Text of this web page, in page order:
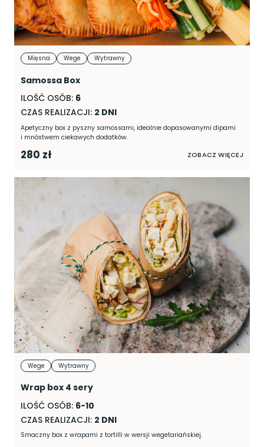
Mięsna Wege Wytrawny
Samossa Box
ILOŚĆ OSÓB: 6
CZAS REALIZACJI: 2 DNI
Apetyczny box z pyszny samossami, idealnie dopasowanymi dipami
i mnóstwem ciekawych dodatków.
280 zł ZOBACZ WIĘCEJ
Wege Wytrawny
Wrap box 4 sery
ILOŚĆ OSÓB: 6-10
CZAS REALIZACJI: 2 DNI
Smaczny box z wrapami z tortilli w wersji wegetariańskiej.